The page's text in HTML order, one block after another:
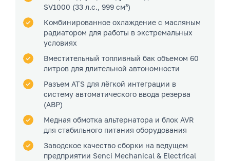
SV1000 (33 л.с., 999 см³)
Комбинированное охлаждение с масляным
радиатором для работы в экстремальных
условиях
Вместительный топливный бак объемом 60
литров для длительной автономности
Разъем ATS для лёгкой интеграции в
систему автоматического ввода резерва
(АВР)
Медная обмотка альтернатора и блок AVR
для стабильного питания оборудования
Заводское качество сборки на ведущем
предприятии Senci Mechanical & Electrical